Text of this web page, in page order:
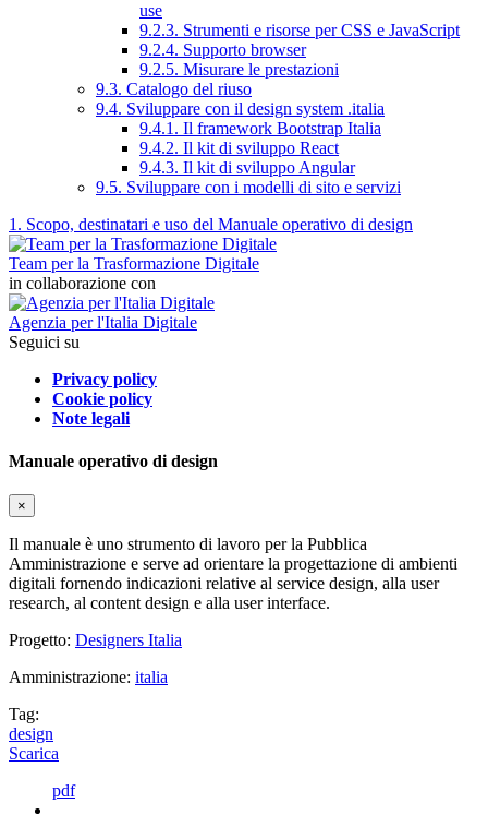
use
9.2.3. Strumenti e risorse per CSS e JavaScript
9.2.4. Supporto browser
9.2.5. Misurare le prestazioni
9.3. Catalogo del riuso
9.4. Sviluppare con il design system .italia
9.4.1. Il framework Bootstrap Italia
9.4.2. Il kit di sviluppo React
9.4.3. Il kit di sviluppo Angular
9.5. Sviluppare con i modelli di sito e servizi
1. Scopo, destinatari e uso del Manuale operativo di design
Team per la Trasformazione Digitale
in collaborazione con
Agenzia per l'Italia Digitale
Seguici su
Privacy policy
Cookie policy
Note legali
Manuale operativo di design
×
Il manuale è uno strumento di lavoro per la Pubblica
Amministrazione e serve ad orientare la progettazione di ambienti
digitali fornendo indicazioni relative al service design, alla user
research, al content design e alla user interface.
Progetto: Designers Italia
Amministrazione: italia
Tag:
design
Scarica
pdf